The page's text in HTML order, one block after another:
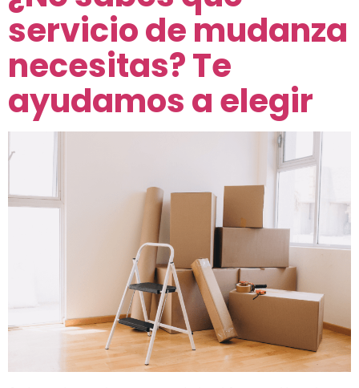
servicio de mudanza
necesitas? Te
ayudamos a elegir